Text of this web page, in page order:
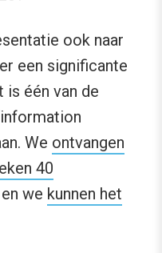
ook naar
een significante
is één van de
We ontvangen
40
we kunnen het